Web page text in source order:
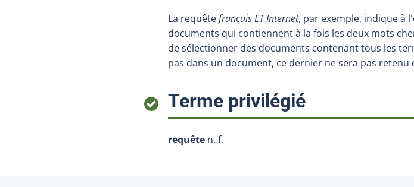
La requêtefrançais ET Internet, par exemple, indique à
documents qui contiennent à la fois les deux mots
de sélectionner des documents contenant tous les
pas dans un document, ce dernier ne sera pas retenu
Terme privilégié:
requête n. f.